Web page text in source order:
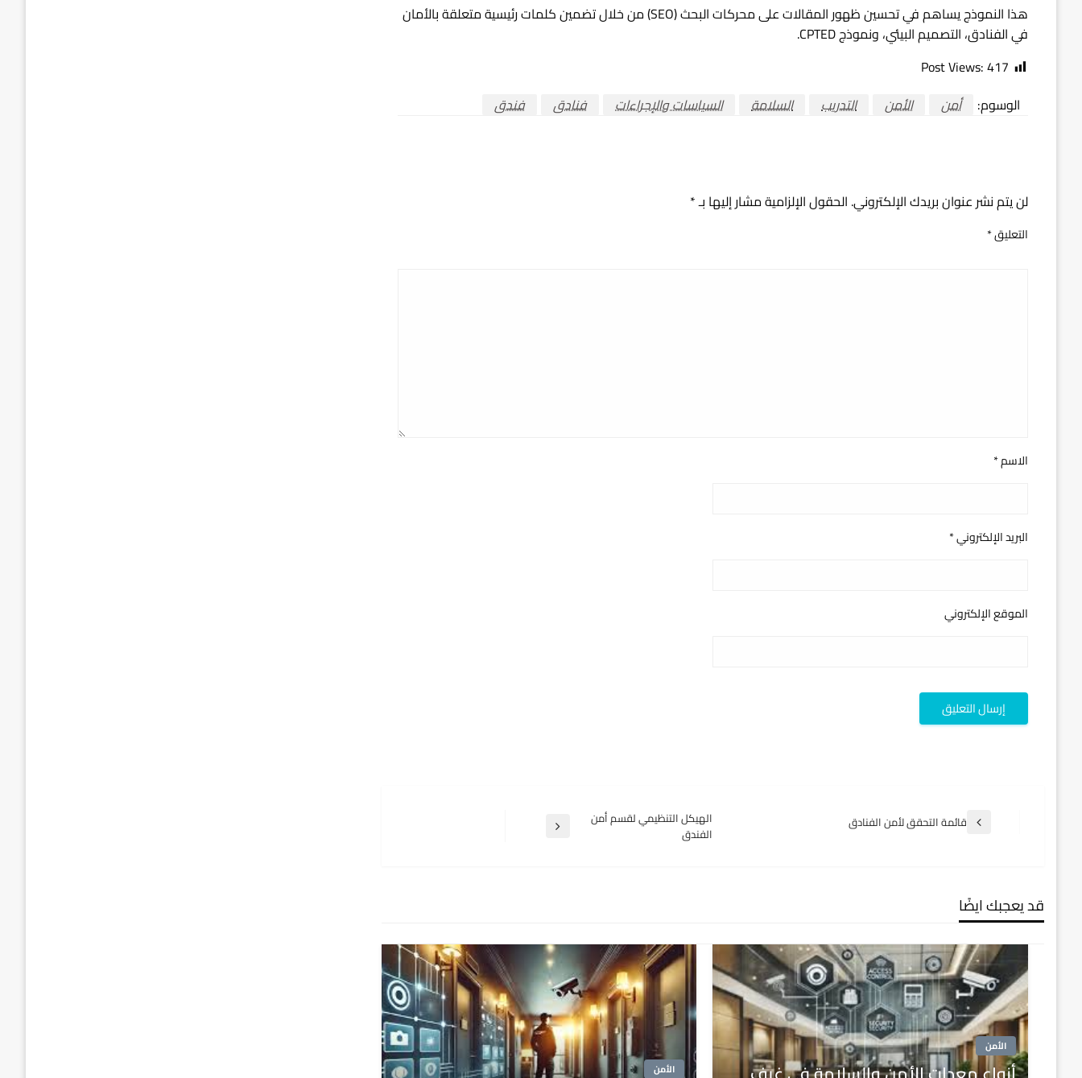
هذا النموذج يساهم في تحسين ظهور المقالات على محركات البحث (SEO) من خلال تضمين كلمات رئيسية متعلقة بالأمان
في الفنادق، التصميم البيئي، ونموذج CPTED.
Post Views:417
الوسوم:
أمن الأمن التدريب السلامة السياسات والإجراءات فنادق فندق
لن يتم نشر عنوان بريدك الإلكتروني. الحقول الإلزامية مشار إليها بـ*
التعليق*
الاسم*
البريد الإلكتروني*
الموقع الإلكتروني
تصفّح
المقالة قائمة التحقق لأمن الفنادق
المقالة
الهيكل التنظيمي لقسم أمن
الفندق
قد يعجبك ايضًا
الأمن
الأمن